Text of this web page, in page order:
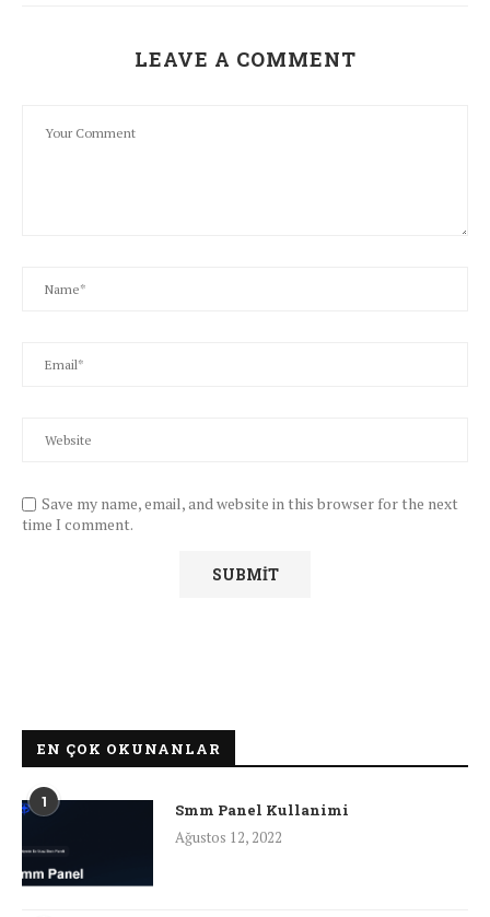
LEAVE A COMMENT
Save my name, email, and website in this browser for the next
time I comment.
EN ÇOK OKUNANLAR
1
Smm Panel Kullanimi
Ağustos 12, 2022